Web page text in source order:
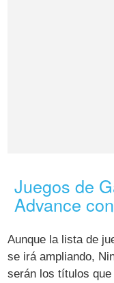
Juegos de
Advance
Aunque la lista de
se irá ampliando,
serán los títulos